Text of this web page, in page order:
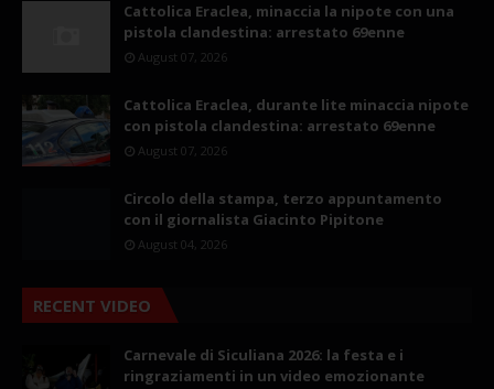
Cattolica Eraclea, minaccia la nipote con una
pistola clandestina: arrestato 69enne
August 07, 2026
Cattolica Eraclea, durante lite minaccia nipote
con pistola clandestina: arrestato 69enne
August 07, 2026
Circolo della stampa, terzo appuntamento
con il giornalista Giacinto Pipitone
August 04, 2026
RECENT VIDEO
Carnevale di Siculiana 2026: la festa e i
ringraziamenti in un video emozionante